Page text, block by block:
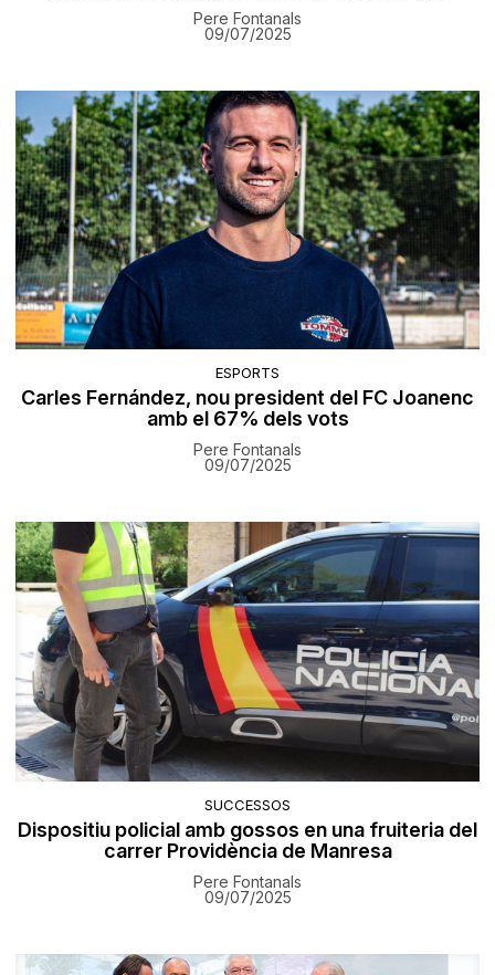
Pere Fontanals
09/07/2025
ESPORTS
Carles Fernández, nou president del FC Joanenc
amb el 67% dels vots
Pere Fontanals
09/07/2025
SUCCESSOS
Dispositiu policial amb gossos en una fruiteria del
carrer Providència de Manresa
Pere Fontanals
09/07/2025